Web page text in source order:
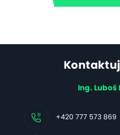
Ing. Luboš
+420 777 573 869